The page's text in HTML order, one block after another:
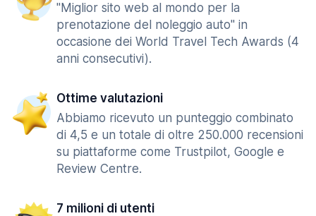
"Miglior sito web al mondo per la
prenotazione del noleggio auto" in
occasione dei World Travel Tech Awards (4
anni consecutivi).
Ottime valutazioni
Abbiamo ricevuto un punteggio combinato
di 4,5 e un totale di oltre 250.000 recensioni
su piattaforme come Trustpilot, Google e
Review Centre.
7 milioni di utenti